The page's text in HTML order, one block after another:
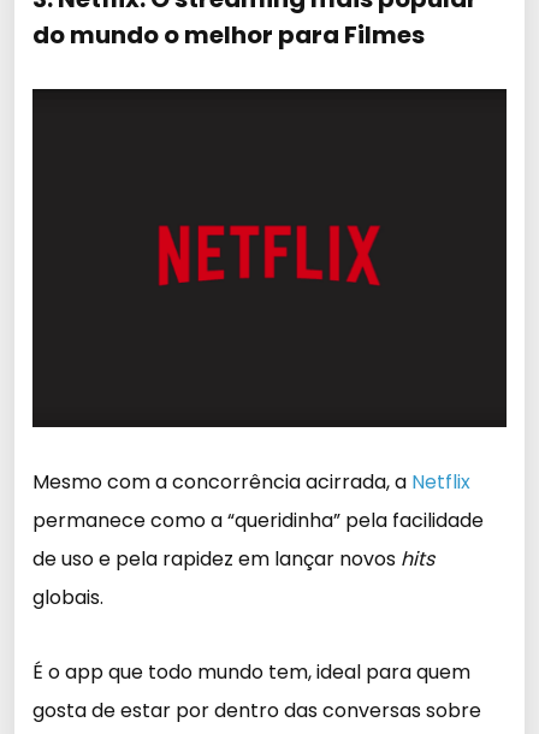
do mundo o melhor para Filmes
Mesmo com a concorrência acirrada, a Netflix
permanece como a “queridinha” pela facilidade
de uso e pela rapidez em lançar novos hits
globais.
É o app que todo mundo tem, ideal para quem
gosta de estar por dentro das conversas sobre